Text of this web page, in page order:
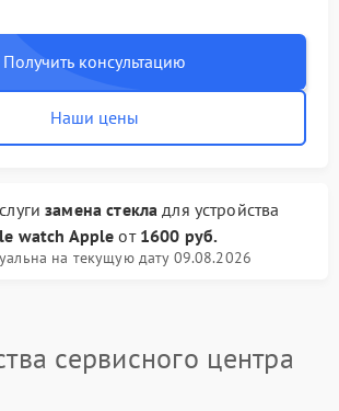
Получить консультацию
Наши цены
замена стекла для устройства
watch Appleот 1600 руб.
на текущую дату 09.08.2026
сервисного центра